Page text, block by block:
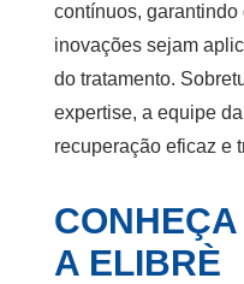
contínuos,
inovações sejam
do tratamento.
expertise, a equipe
recuperação eficaz e
A ELIBRÈ